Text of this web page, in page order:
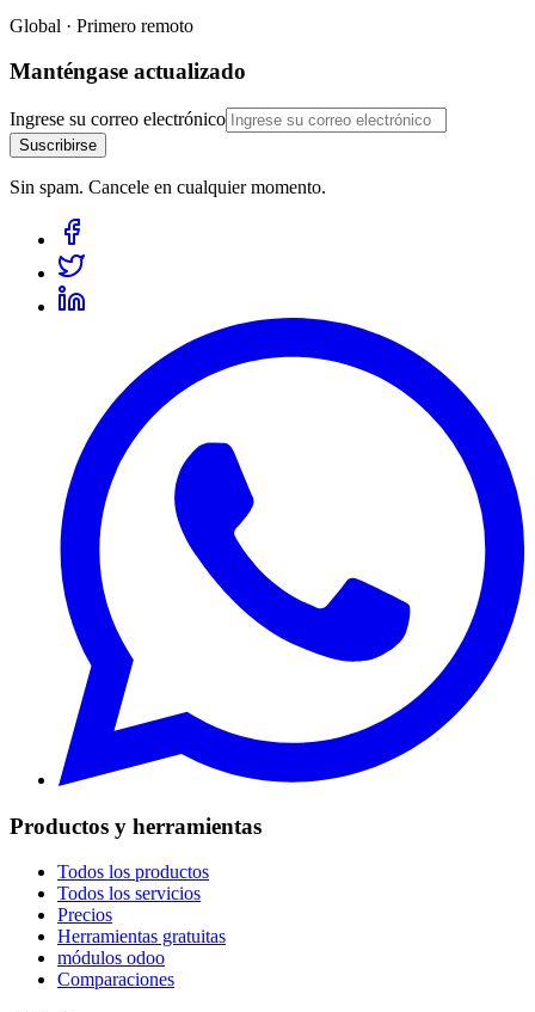
Global · Primero remoto
Manténgase actualizado
Ingrese su correo electrónico
Suscribirse
Sin spam. Cancele en cualquier momento.
Productos y herramientas
Todos los productos
Todos los servicios
Precios
Herramientas gratuitas
módulos odoo
Comparaciones